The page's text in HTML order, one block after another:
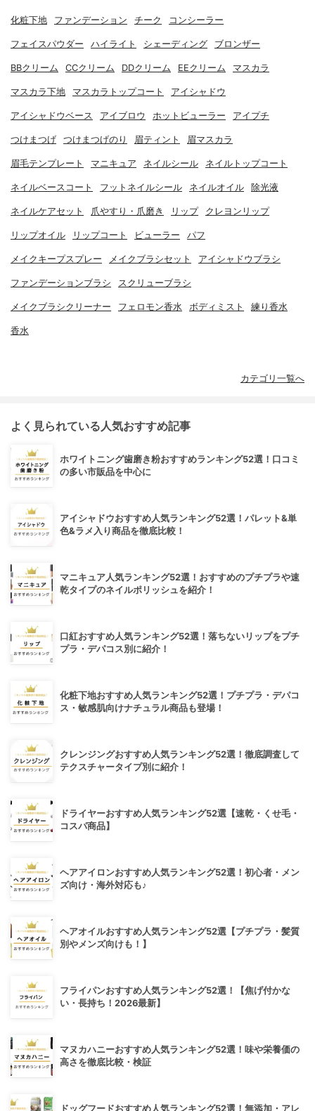
化粧下地 ファンデーション チーク コンシーラー
フェイスパウダー ハイライト シェーディング ブロンザー
BBクリーム CCクリーム DDクリーム EEクリーム マスカラ
マスカラ下地 マスカラトップコート アイシャドウ
アイシャドウベース アイブロウ ホットビューラー アイプチ
つけまつげ つけまつげのり 眉ティント 眉マスカラ
眉毛テンプレート マニキュア ネイルシール ネイルトップコート
ネイルベースコート フットネイルシール ネイルオイル 除光液
ネイルケアセット 爪やすり・爪磨き リップ クレヨンリップ
リップオイル リップコート ビューラー パフ
メイクキープスプレー メイクブラシセット アイシャドウブラシ
ファンデーションブラシ スクリューブラシ
メイクブラシクリーナー フェロモン香水 ボディミスト 練り香水
香水
カテゴリ一覧へ
よく見られている人気おすすめ記事
ホワイトニング歯磨き粉おすすめランキング52選！口コミ
の多い市販品を中心に
アイシャドウおすすめ人気ランキング52選！パレット&単
色&ラメ入り商品を徹底比較！
マニキュア人気ランキング52選！おすすめのプチプラや速
乾タイプのネイルポリッシュを紹介！
口紅おすすめ人気ランキング52選！落ちないリップをプチ
プラ・デパコス別に紹介！
化粧下地おすすめ人気ランキング52選！プチプラ・デパコ
ス・敏感肌向けナチュラル商品も登場！
クレンジングおすすめ人気ランキング52選！徹底調査して
テクスチャータイプ別に紹介！
ドライヤーおすすめ人気ランキング52選【速乾・くせ毛・
コスパ商品】
ヘアアイロンおすすめ人気ランキング52選！初心者・メン
ズ向け・海外対応も♪
ヘアオイルおすすめ人気ランキング52選【プチプラ・髪質
別やメンズ向けも！】
フライパンおすすめ人気ランキング52選！【焦げ付かな
い・長持ち！2026最新】
マヌカハニーおすすめ人気ランキング52選！味や栄養価の
高さを徹底比較・検証
ドッグフードおすすめ人気ランキング52選！無添加・アレ